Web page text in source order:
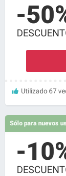
-
Utilizado 67
Sólo para nuevos
-